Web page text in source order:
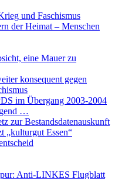
und Faschismus
der Heimat – Menschen
eine Mauer zu
konsequent gegen
im Übergang 2003-2004
…
zur Bestandsdatenauskunft
„kulturgut Essen“
Anti-LINKES Flugblatt